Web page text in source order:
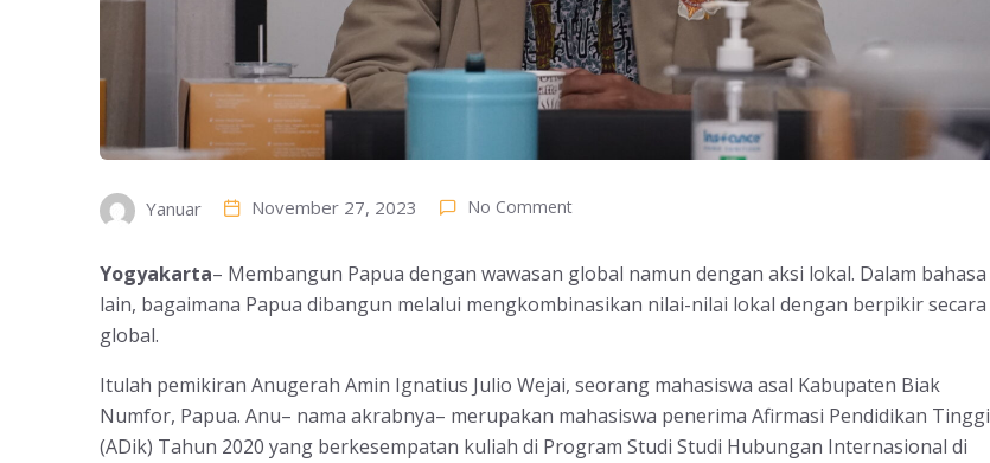
Yanuar November 27, 2023 No Comment
Yogyakarta– Membangun Papua dengan wawasan global namun dengan aksi lokal. Dalam bahasa
lain, bagaimana Papua dibangun melalui mengkombinasikan nilai-nilai lokal dengan berpikir secara
global.
Itulah pemikiran Anugerah Amin Ignatius Julio Wejai, seorang mahasiswa asal Kabupaten Biak
Numfor, Papua. Anu– nama akrabnya– merupakan mahasiswa penerima Afirmasi Pendidikan Tinggi
(ADik) Tahun 2020 yang berkesempatan kuliah di Program Studi Studi Hubungan Internasional di